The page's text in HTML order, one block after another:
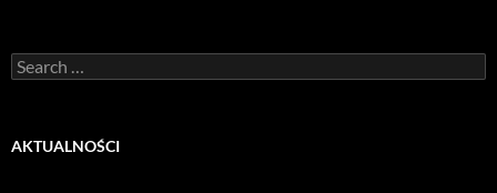
Search
for:
AKTUALNOŚCI